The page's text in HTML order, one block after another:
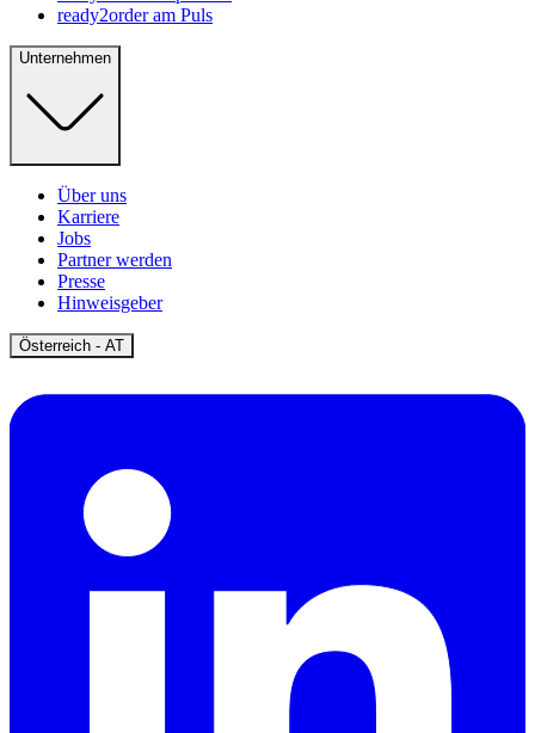
ready2order am Puls
Unternehmen
Über uns
Karriere
Jobs
Partner werden
Presse
Hinweisgeber
Österreich - ATOpen